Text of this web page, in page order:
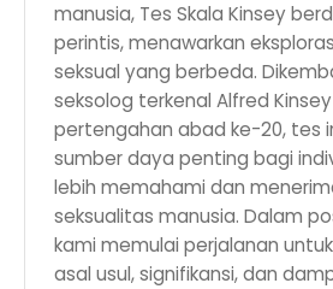
manusia, Tes Skala Kinsey
perintis, menawarkan
seksual yang berbeda.
seksolog terkenal Alfred
pertengahan abad ke-20, tes
sumber daya penting bagi
lebih memahami dan
seksualitas manusia. Dalam
kami memulai perjalanan
asal usul, signifikansi, dan